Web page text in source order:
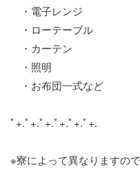
・電子レンジ
・ローテーブル
・カーテン
・照明
・お布団一式など
ﾟ+.ﾟ+.ﾟ+.ﾟ+.ﾟ+.ﾟ+.
※寮によって異なりますの